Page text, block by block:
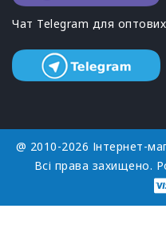
Чат Telegram для оптових
@ 2010-2026 Інтернет-
Всі права захищено.